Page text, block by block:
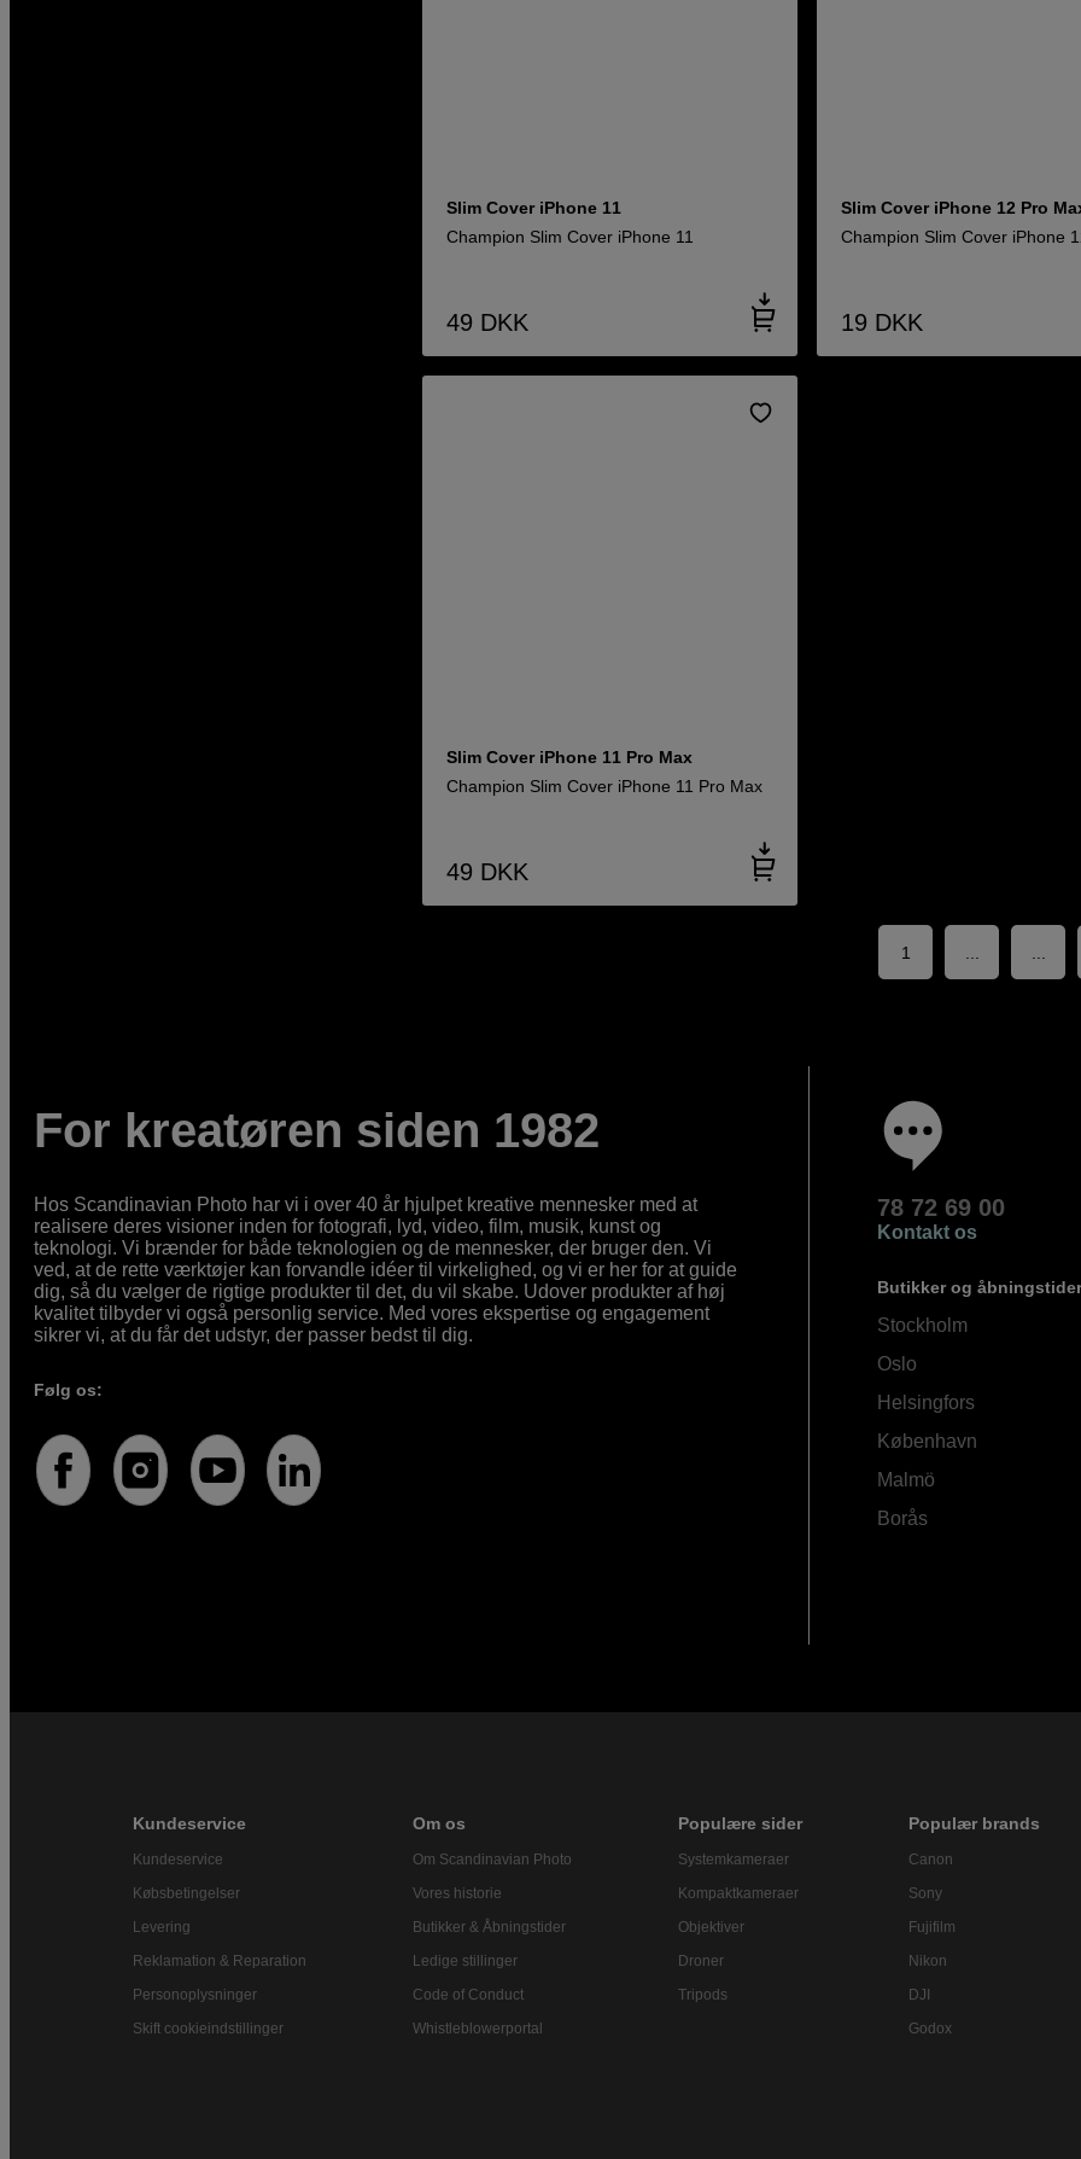
Slim Cover iPhone 11
Champion Slim Cover iPhone 11
49 DKK
Slim Cover iPhone 12 Pro
Champion Slim Cover iPhone
19 DKK
Slim Cover iPhone 11 Pro Max
Champion Slim Cover iPhone 11 Pro Max
49 DKK
1
For kreatøren siden 1982
Hos Scandinavian Photo har vi i over 40 år hjulpet kreative mennesker med at
realisere deres visioner inden for fotografi, lyd, video, film, musik, kunst og
teknologi. Vi brænder for både teknologien og de mennesker, der bruger den. Vi
ved, at de rette værktøjer kan forvandle idéer til virkelighed, og vi er her for at guide
dig, så du vælger de rigtige produkter til det, du vil skabe. Udover produkter af høj
kvalitet tilbyder vi også personlig service. Med vores ekspertise og engagement
sikrer vi, at du får det udstyr, der passer bedst til dig.
Følg os:
78 72 69 00
Kontakt os
Butikker og
Stockholm
Oslo
Helsingfors
København
Malmö
Borås
Kundeservice
Kundeservice
Købsbetingelser
Levering
Reklamation & Reparation
Personoplysninger
Skift cookieindstillinger
Om os
Om Scandinavian Photo
Vores historie
Butikker & Åbningstider
Ledige stillinger
Code of Conduct
Whistleblowerportal
Populære sider
Systemkameraer
Kompaktkameraer
Objektiver
Droner
Tripods
Populær brands
Canon
Sony
Fujifilm
Nikon
DJI
Godox